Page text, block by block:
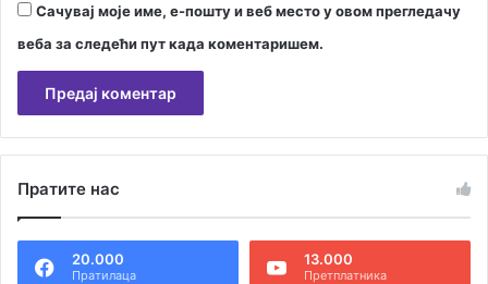
Сачувај моје име, е-пошту и веб место у овом прегледачу
веба за следећи пут када коментаришем.
тПратите нас
20.000
Пратилаца
13.000
Претплатника